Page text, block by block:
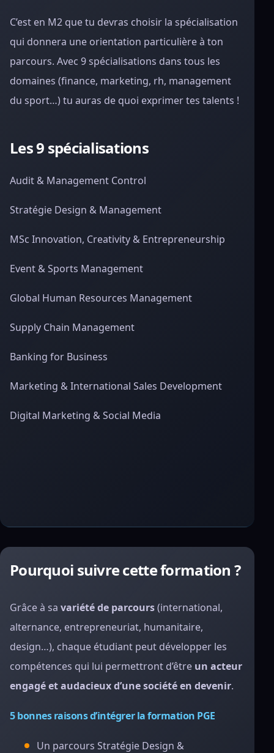
C’est en M2 que tu devras choisir la spécialisation
qui donnera une orientation particulière à ton
parcours. Avec 9 spécialisations dans tous les
domaines (finance, marketing, rh, management
du sport…) tu auras de quoi exprimer tes talents !
Les 9 spécialisations
Audit & Management Control
Stratégie Design & Management
MSc Innovation, Creativity & Entrepreneurship
Event & Sports Management
Global Human Resources Management
Supply Chain Management
Banking for Business
Marketing & International Sales Development
Digital Marketing & Social Media
Pourquoi suivre cette formation ?
Grâce à sa variété de parcours(international,
alternance, entrepreneuriat, humanitaire,
design…), chaque étudiant peut développer les
compétences qui lui permettront d’être un acteur
engagé et audacieux d’une société en devenir.
5 bonnes raisons d’intégrer la formation PGE
Un parcours Stratégie Design &